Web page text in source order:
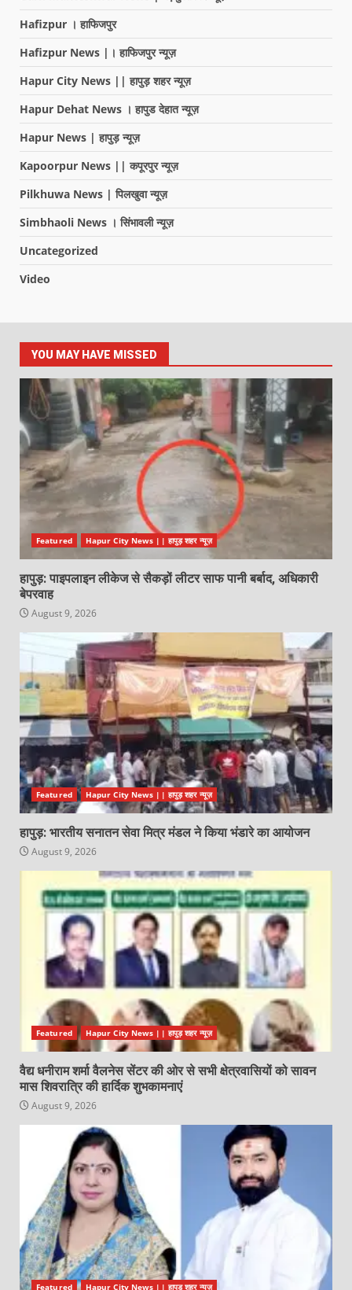
Hafizpur । हाफिजपुर
Hafizpur News |। हाफिजपुर न्यूज़
Hapur City News || हापुड़ शहर न्यूज़
Hapur Dehat News । हापुड देहात न्यूज़
Hapur News | हापुड़ न्यूज़
Kapoorpur News || कपूरपुर न्यूज़
Pilkhuwa News | पिलखुवा न्यूज़
Simbhaoli News । सिंभावली न्यूज़
Uncategorized
Video
YOU MAY HAVE MISSED
Featured Hapur City News || हापुड़ शहर न्यूज़
हापुड़: पाइपलाइन लीकेज से सैकड़ों लीटर साफ पानी बर्बाद, अधिकारी
बेपरवाह
August 9, 2026
Featured Hapur City News || हापुड़ शहर न्यूज़
हापुड़: भारतीय सनातन सेवा मित्र मंडल ने किया भंडारे का आयोजन
August 9, 2026
Featured Hapur City News || हापुड़ शहर न्यूज़
वैद्य धनीराम शर्मा वैलनेस सेंटर की ओर से सभी क्षेत्रवासियों को सावन
मास शिवरात्रि की हार्दिक शुभकामनाएं
August 9, 2026
Featured Hapur City News || हापुड़ शहर न्यूज़